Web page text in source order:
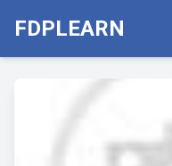
FDPLEARN